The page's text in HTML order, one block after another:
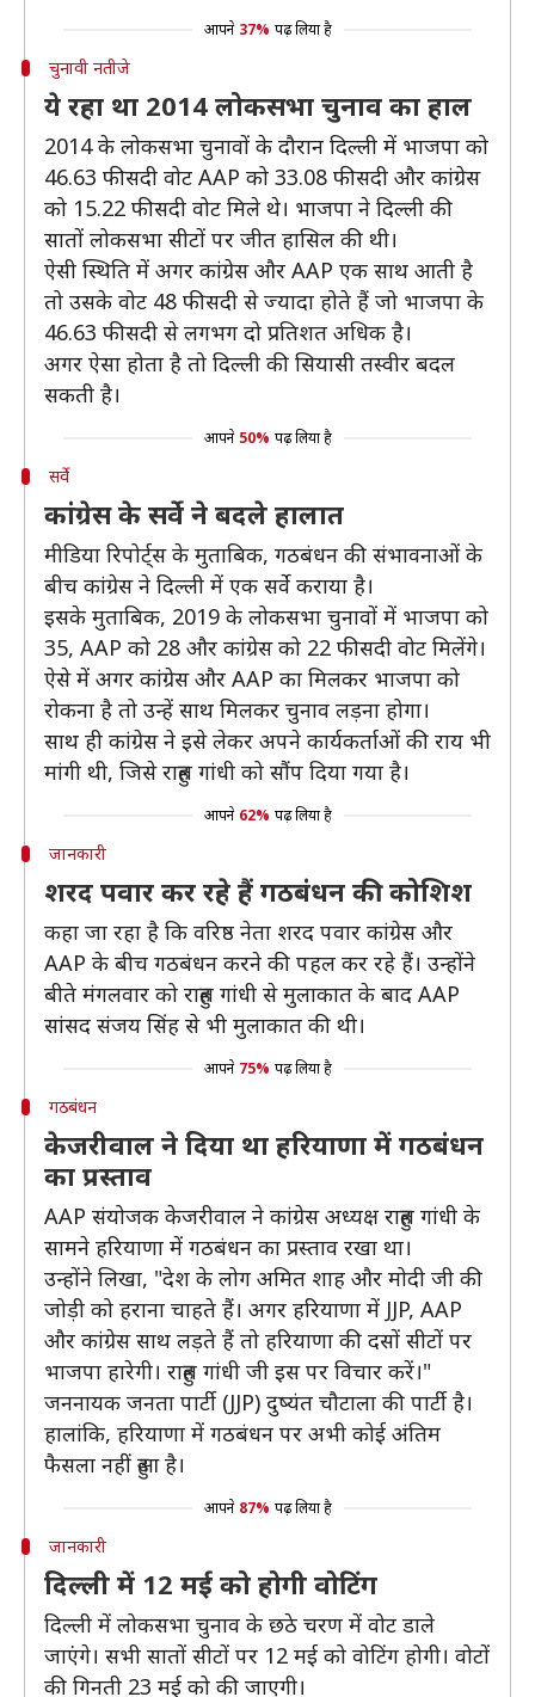
आपने 37% पढ़ लिया है
चुनावी नतीजे
ये रहा था 2014 लोकसभा चुनाव का हाल
2014 के लोकसभा चुनावों के दौरान दिल्ली में भाजपा को
46.63 फीसदी वोट AAP को 33.08 फीसदी और कांग्रेस
को 15.22 फीसदी वोट मिले थे। भाजपा ने दिल्ली की
सातों लोकसभा सीटों पर जीत हासिल की थी।
ऐसी स्थिति में अगर कांग्रेस और AAP एक साथ आती है
तो उसके वोट 48 फीसदी से ज्यादा होते हैं जो भाजपा के
46.63 फीसदी से लगभग दो प्रतिशत अधिक है।
अगर ऐसा होता है तो दिल्ली की सियासी तस्वीर बदल
सकती है।
आपने 50% पढ़ लिया है
सर्वे
कांग्रेस के सर्वे ने बदले हालात
मीडिया रिपोर्ट्स के मुताबिक, गठबंधन की संभावनाओं के
बीच कांग्रेस ने दिल्ली में एक सर्वे कराया है।
इसके मुताबिक, 2019 के लोकसभा चुनावों में भाजपा को
35, AAP को 28 और कांग्रेस को 22 फीसदी वोट मिलेंगे।
ऐसे में अगर कांग्रेस और AAP का मिलकर भाजपा को
रोकना है तो उन्हें साथ मिलकर चुनाव लड़ना होगा।
साथ ही कांग्रेस ने इसे लेकर अपने कार्यकर्ताओं की राय भी
मांगी थी, जिसे राहुल गांधी को सौंप दिया गया है।
आपने 62% पढ़ लिया है
जानकारी
शरद पवार कर रहे हैं गठबंधन की कोशिश
कहा जा रहा है कि वरिष्ठ नेता शरद पवार कांग्रेस और
AAP के बीच गठबंधन करने की पहल कर रहे हैं। उन्होंने
बीते मंगलवार को राहुल गांधी से मुलाकात के बाद AAP
सांसद संजय सिंह से भी मुलाकात की थी।
आपने 75% पढ़ लिया है
गठबंधन
केजरीवाल ने दिया था हरियाणा में गठबंधन
का प्रस्ताव
AAP संयोजक केजरीवाल ने कांग्रेस अध्यक्ष राहुल गांधी के
सामने हरियाणा में गठबंधन का प्रस्ताव रखा था।
उन्होंने लिखा, "देश के लोग अमित शाह और मोदी जी की
जोड़ी को हराना चाहते हैं। अगर हरियाणा में JJP, AAP
और कांग्रेस साथ लड़ते हैं तो हरियाणा की दसों सीटों पर
भाजपा हारेगी। राहुल गांधी जी इस पर विचार करें।"
जननायक जनता पार्टी (JJP) दुष्यंत चौटाला की पार्टी है।
हालांकि, हरियाणा में गठबंधन पर अभी कोई अंतिम
फैसला नहीं हुआ है।
आपने 87% पढ़ लिया है
जानकारी
दिल्ली में 12 मई को होगी वोटिंग
दिल्ली में लोकसभा चुनाव के छठे चरण में वोट डाले
जाएंगे। सभी सातों सीटों पर 12 मई को वोटिंग होगी। वोटों
की गिनती 23 मई को की जाएगी।